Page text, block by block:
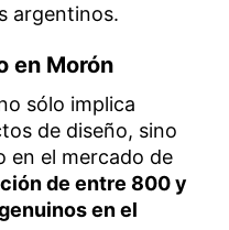
argentinos.
en Morón
sólo implica
de diseño, sino
en el mercado de
de entre 800 y
en el